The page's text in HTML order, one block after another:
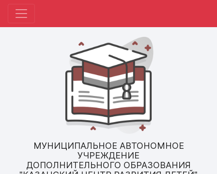
МУНИЦИПАЛЬНОЕ АВТОНОМНОЕ
УЧРЕЖДЕНИЕ
ДОПОЛНИТЕЛЬНОГО ОБРАЗОВАНИЯ